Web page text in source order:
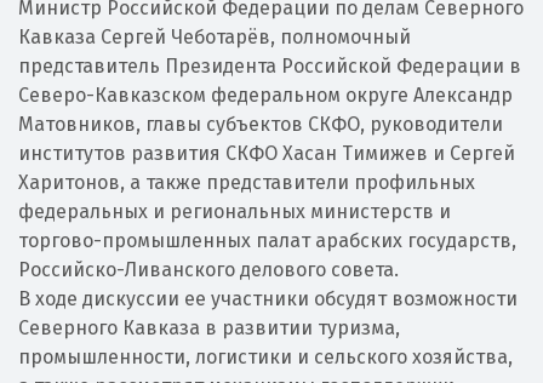
Министр Российской Федерации по делам Северного
Кавказа Сергей Чеботарёв, полномочный
представитель Президента Российской Федерации в
Северо-Кавказском федеральном округе Александр
Матовников, главы субъектов СКФО, руководители
институтов развития СКФО Хасан Тимижев и Сергей
Харитонов, а также представители профильных
федеральных и региональных министерств и
торгово-промышленных палат арабских государств,
Российско-Ливанского делового совета.
В ходе дискуссии ее участники обсудят возможности
Северного Кавказа в развитии туризма,
промышленности, логистики и сельского хозяйства,